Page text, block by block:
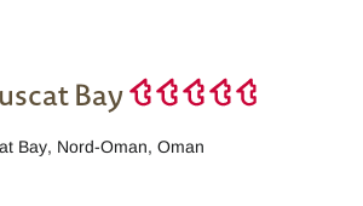
Bay
Bay, Nord-Oman,Oman